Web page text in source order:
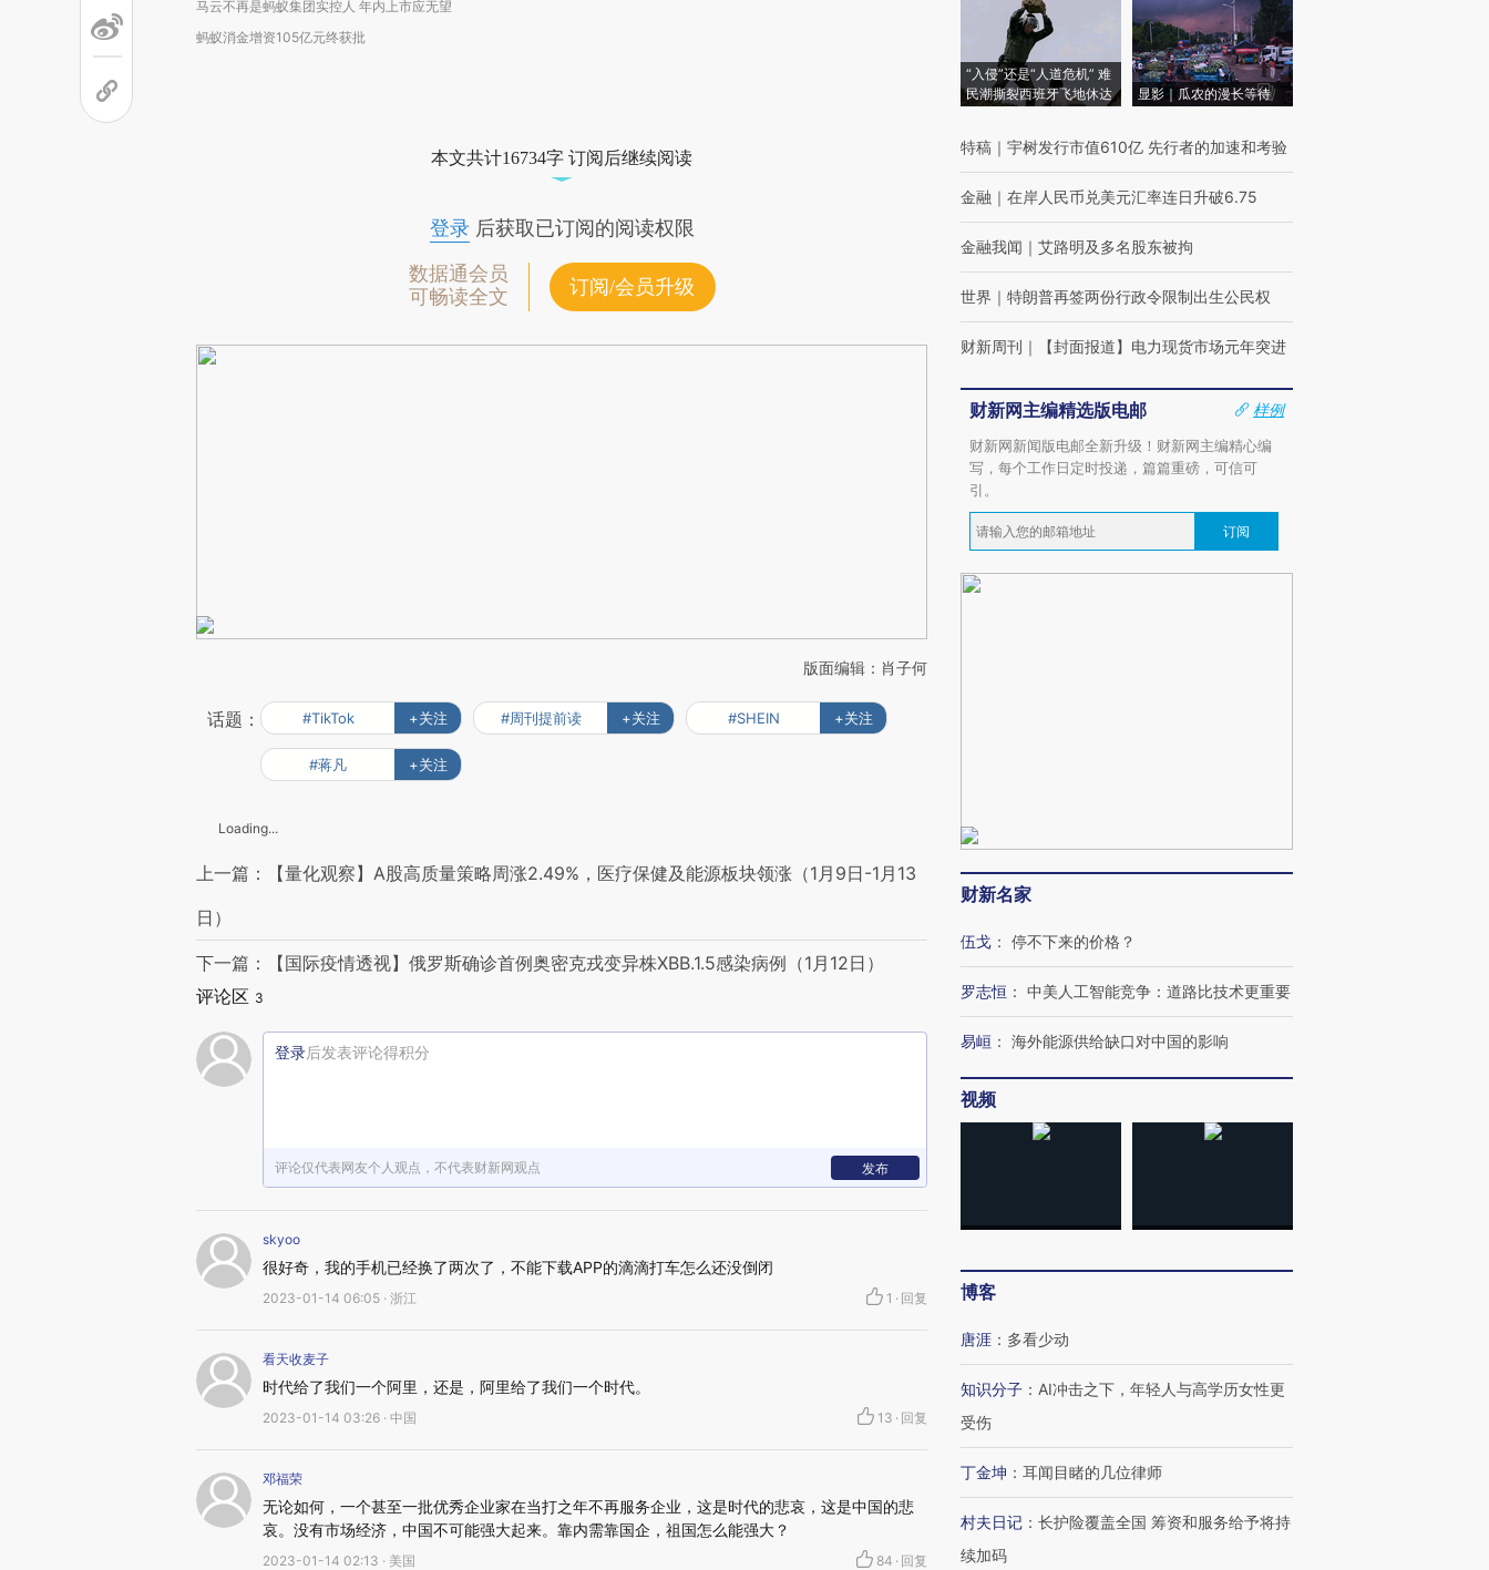
马云不再是蚂蚁集团实控人 年内上市应无望
蚂蚁消金增资105亿元终获批
本文共计16734字 订阅后继续阅读
登录后获取已订阅的阅读权限
数据通会员
可畅读全文
订阅/会员升级
版面编辑：肖子何
话题： #TikTok +关注 #周刊提前读 +关注 #SHEIN +关注
#蒋凡 +关注
Loading...
上一篇：【量化观察】A股高质量策略周涨2.49%，医疗保健及能源板块领涨（1月9日-1月13
日）
下一篇：【国际疫情透视】俄罗斯确诊首例奥密克戎变异株XBB.1.5感染病例（1月12日）
评论区 3
登录后发表评论得积分
评论仅代表网友个人观点，不代表财新网观点 发布
skyoo
很好奇，我的手机已经换了两次了，不能下载APP的滴滴打车怎么还没倒闭
2023-01-14 06:05 · 浙江 1 · 回复
看天收麦子
时代给了我们一个阿里，还是，阿里给了我们一个时代。
2023-01-14 03:26 · 中国 13 · 回复
邓福荣
无论如何，一个甚至一批优秀企业家在当打之年不再服务企业，这是时代的悲哀，这是中国的悲
哀。没有市场经济，中国不可能强大起来。靠内需靠国企，祖国怎么能强大？
2023-01-14 02:13 · 美国 84 · 回复
“入侵”还是“人道危机” 难
民潮撕裂西班牙飞地休达
显影｜瓜农的漫长等待
特稿 ｜ 宇树发行市值610亿 先行者的加速和考验
金融 ｜ 在岸人民币兑美元汇率连日升破6.75
金融我闻 ｜ 艾路明及多名股东被拘
世界 ｜ 特朗普再签两份行政令限制出生公民权
财新周刊 ｜ 【封面报道】电力现货市场元年突进
财新网主编精选版电邮
样例
财新网新闻版电邮全新升级！财新网主编精心编
写，每个工作日定时投递，篇篇重磅，可信可
引。
订阅
财新名家
伍戈 ： 停不下来的价格？
罗志恒 ： 中美人工智能竞争：道路比技术更重要
易峘 ： 海外能源供给缺口对中国的影响
视频
博客
唐涯 ： 多看少动
知识分子 ： AI冲击之下，年轻人与高学历女性更
受伤
丁金坤 ： 耳闻目睹的几位律师
村夫日记 ： 长护险覆盖全国 筹资和服务给予将持
续加码